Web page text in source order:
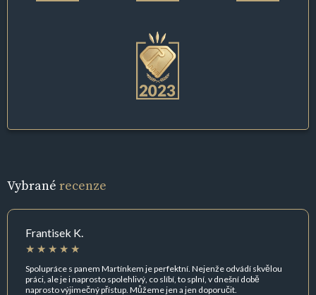
Vybrané recenze
Frantisek K.
Spolupráce s panem Martínkem je perfektní. Nejenže odvádí skvělou
práci, ale je i naprosto spolehlivý, co slíbí, to splní, v dnešní době
naprosto výjimečný přístup. Můžeme jen a jen doporučit.